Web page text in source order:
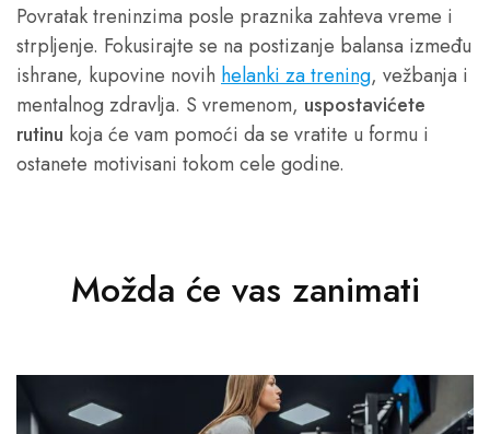
Povratak treninzima posle praznika zahteva vreme i
strpljenje. Fokusirajte se na postizanje balansa između
ishrane, kupovine novih helanki za trening, vežbanja i
mentalnog zdravlja. S vremenom, uspostavićete
rutinu koja će vam pomoći da se vratite u formu i
ostanete motivisani tokom cele godine.
Možda će vas zanimati